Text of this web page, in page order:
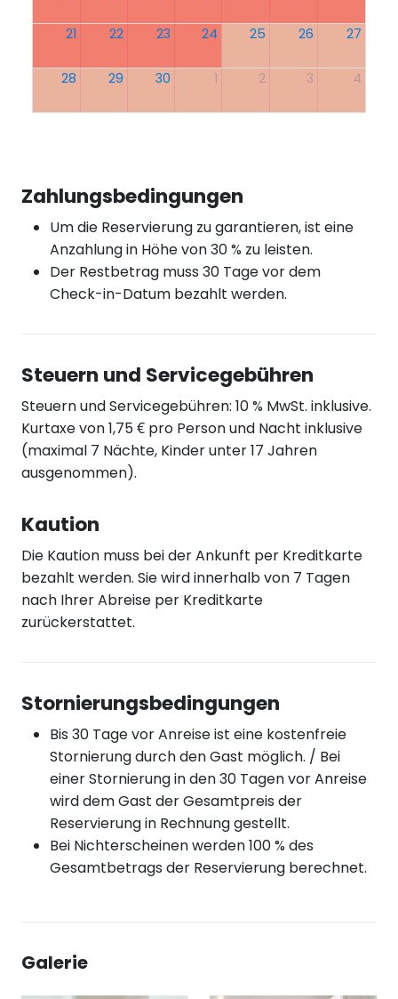
21 22 23 24 25 26 27
28 29 30 1 2 3 4
Zahlungsbedingungen
Um die Reservierung zu garantieren, ist eine
Anzahlung in Höhe von 30 % zu leisten.
Der Restbetrag muss 30 Tage vor dem
Check-in-Datum bezahlt werden.
Steuern und Servicegebühren
Steuern und Servicegebühren: 10 % MwSt. inklusive.
Kurtaxe von 1,75 € pro Person und Nacht inklusive
(maximal 7 Nächte, Kinder unter 17 Jahren
ausgenommen).
Kaution
Die Kaution muss bei der Ankunft per Kreditkarte
bezahlt werden. Sie wird innerhalb von 7 Tagen
nach Ihrer Abreise per Kreditkarte
zurückerstattet.
Stornierungsbedingungen
Bis 30 Tage vor Anreise ist eine kostenfreie
Stornierung durch den Gast möglich. / Bei
einer Stornierung in den 30 Tagen vor Anreise
wird dem Gast der Gesamtpreis der
Reservierung in Rechnung gestellt.
Bei Nichterscheinen werden 100 % des
Gesamtbetrags der Reservierung berechnet.
Galerie